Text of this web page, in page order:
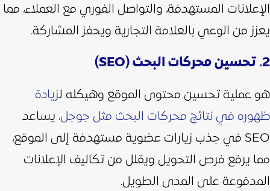
الإعلانات المستهدفة، والتواصل الفوري مع العملاء، مما
يعزز من الوعي بالعلامة التجارية ويحفز المشاركة.
2. تحسين محركات البحث (SEO)
هو عملية تحسين محتوى الموقع وهيكله لزيادة
ظهوره في نتائج محركات البحث مثل جوجل، يساعد
SEO في جذب زيارات عضوية مستهدفة إلى الموقع،
مما يرفع فرص التحويل ويقلل من تكاليف الإعلانات
المدفوعة على المدى الطويل.